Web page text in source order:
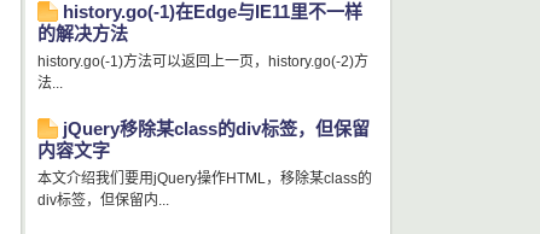
history.go(-1)在Edge与IE11里不一样
的解决方法
history.go(-1)方法可以返回上一页，history.go(-2)方
法...
jQuery移除某class的div标签，但保留
内容文字
本文介绍我们要用jQuery操作HTML，移除某class的
div标签，但保留内...